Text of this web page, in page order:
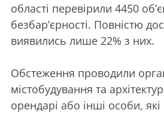
області перевірили 4450
безбарʼєрності. Повністю
виявились лише 22% з них.
Обстеження проводили
містобудування та
орендарі або інші особи, які